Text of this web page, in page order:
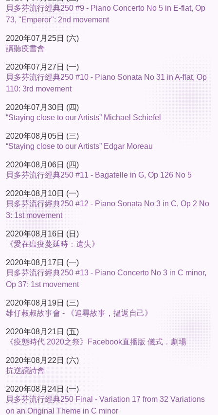
貝多芬流行經典250 #9 - Piano Concerto No 5 in E-flat, Op
73, "Emperor": 2nd movement
2020年07月25日 (六)
讀聽疫書會
2020年07月27日 (一)
貝多芬流行經典250 #10 - Piano Sonata No 31 in A-flat, Op
110: 3rd movement
2020年07月30日 (四)
“Staying close to our Artists” Michael Schiefel
2020年08月05日 (三)
“Staying close to our Artists” Edgar Moreau
2020年08月06日 (四)
貝多芬流行經典250 #11 - Bagatelle in G, Op 126 No 5
2020年08月10日 (一)
貝多芬流行經典250 #12 - Piano Sonata No 3 in C, Op 2 No
3: 1st movement
2020年08月16日 (日)
《愛在瘟疫蔓延時：遺失》
2020年08月17日 (一)
貝多芬流行經典250 #13 - Piano Concerto No 3 in C minor,
Op 37: 1st movement
2020年08月19日 (三)
雄仔叔叔故事會 - 《追尋故事，揾返自己》
2020年08月21日 (五)
《疫態時代 2020之祭》Facebook直播版 儀式．劇場
2020年08月22日 (六)
抗逆讀詩會
2020年08月24日 (一)
貝多芬流行經典250 Final - Variation 17 from 32 Variations
on an Original Theme in C minor